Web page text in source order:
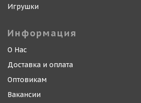
Игрушки
Информация
О Нас
Доставка и оплата
Оптовикам
Вакансии